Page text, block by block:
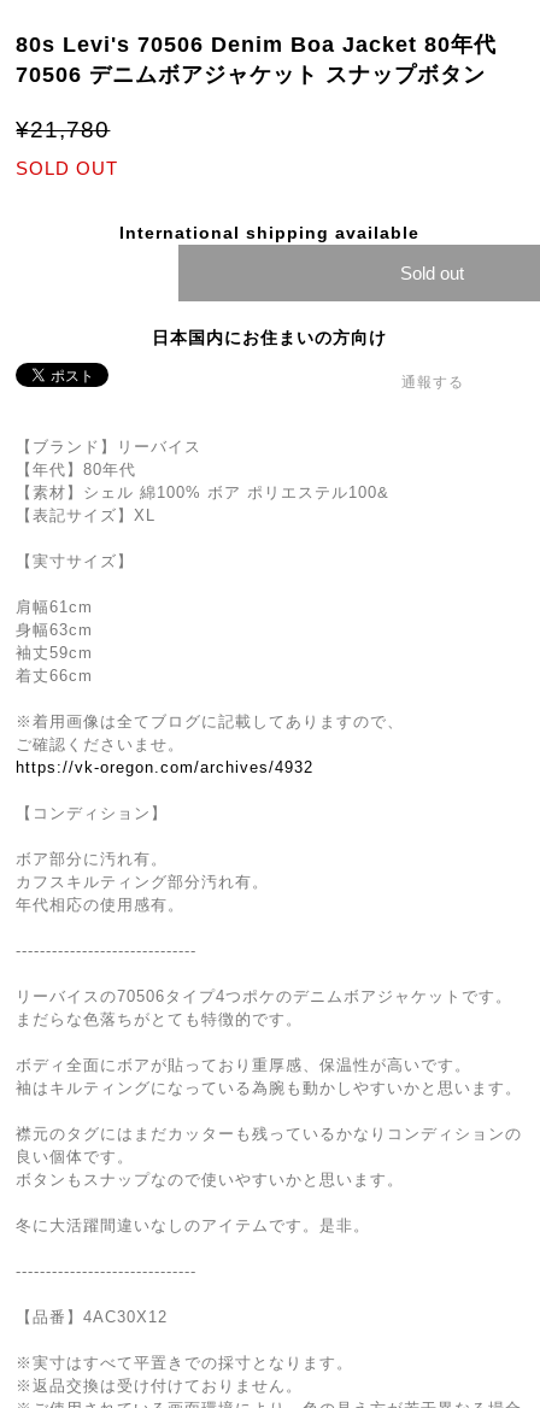
80s Levi's 70506 Denim Boa Jacket 80年代
70506 デニムボアジャケット スナップボタン
¥21,780
SOLD OUT
International shipping available
Sold out
日本国内にお住まいの方向け
通報する
【ブランド】リーバイス
【年代】80年代
【素材】シェル 綿100% ボア ポリエステル100&
【表記サイズ】XL
【実寸サイズ】
肩幅61cm
身幅63cm
袖丈59cm
着丈66cm
※着用画像は全てブログに記載してありますので、
ご確認くださいませ。
https://vk-oregon.com/archives/4932
【コンディション】
ボア部分に汚れ有。
カフスキルティング部分汚れ有。
年代相応の使用感有。
------------------------------
リーバイスの70506タイプ4つポケのデニムボアジャケットです。
まだらな色落ちがとても特徴的です。
ボディ全面にボアが貼っており重厚感、保温性が高いです。
袖はキルティングになっている為腕も動かしやすいかと思います。
襟元のタグにはまだカッターも残っているかなりコンディションの
良い個体です。
ボタンもスナップなので使いやすいかと思います。
冬に大活躍間違いなしのアイテムです。是非。
------------------------------
【品番】4AC30X12
※実寸はすべて平置きでの採寸となります。
※返品交換は受け付けておりません。